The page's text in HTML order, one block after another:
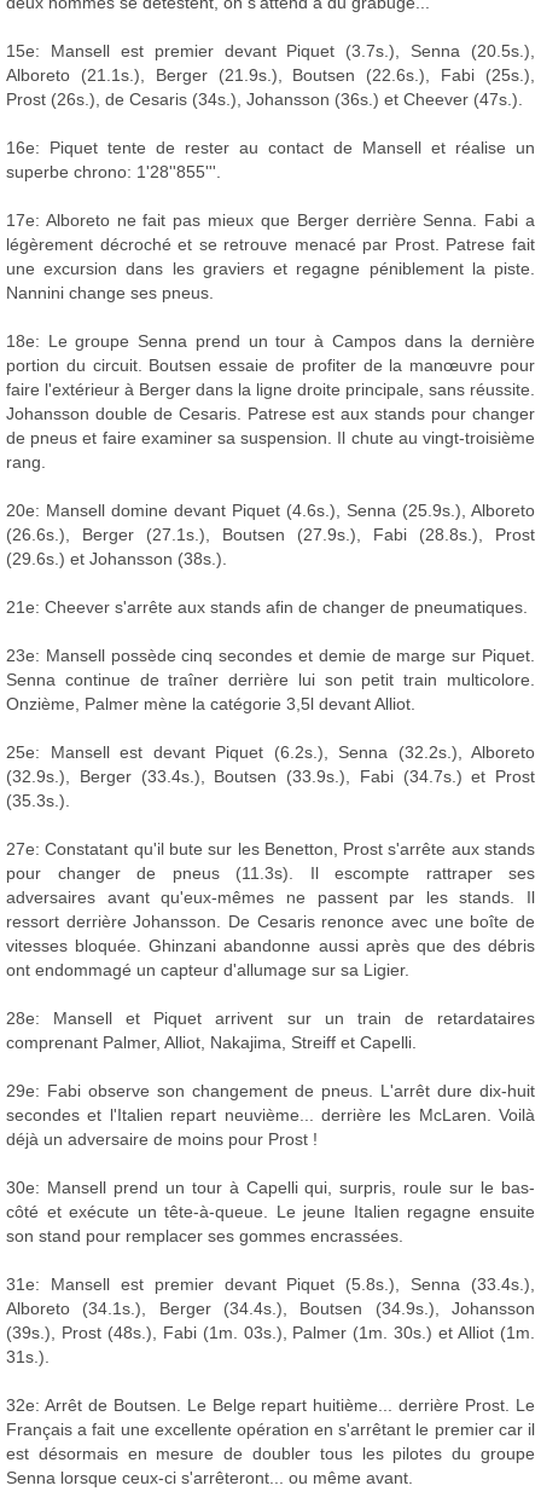
15e: Mansell est premier devant Piquet (3.7s.), Senna (20.5s.),
Alboreto (21.1s.), Berger (21.9s.), Boutsen (22.6s.), Fabi (25s.),
Prost (26s.), de Cesaris (34s.), Johansson (36s.) et Cheever (47s.).
16e: Piquet tente de rester au contact de Mansell et réalise un
superbe chrono: 1'28''855'''.
17e: Alboreto ne fait pas mieux que Berger derrière Senna. Fabi a
légèrement décroché et se retrouve menacé par Prost. Patrese fait
une excursion dans les graviers et regagne péniblement la piste.
Nannini change ses pneus.
18e: Le groupe Senna prend un tour à Campos dans la dernière
portion du circuit. Boutsen essaie de profiter de la manœuvre pour
faire l'extérieur à Berger dans la ligne droite principale, sans réussite.
Johansson double de Cesaris. Patrese est aux stands pour changer
de pneus et faire examiner sa suspension. Il chute au vingt-troisième
rang.
20e: Mansell domine devant Piquet (4.6s.), Senna (25.9s.), Alboreto
(26.6s.), Berger (27.1s.), Boutsen (27.9s.), Fabi (28.8s.), Prost
(29.6s.) et Johansson (38s.).
21e: Cheever s'arrête aux stands afin de changer de pneumatiques.
23e: Mansell possède cinq secondes et demie de marge sur Piquet.
Senna continue de traîner derrière lui son petit train multicolore.
Onzième, Palmer mène la catégorie 3,5l devant Alliot.
25e: Mansell est devant Piquet (6.2s.), Senna (32.2s.), Alboreto
(32.9s.), Berger (33.4s.), Boutsen (33.9s.), Fabi (34.7s.) et Prost
(35.3s.).
27e: Constatant qu'il bute sur les Benetton, Prost s'arrête aux stands
pour changer de pneus (11.3s). Il escompte rattraper ses
adversaires avant qu'eux-mêmes ne passent par les stands. Il
ressort derrière Johansson. De Cesaris renonce avec une boîte de
vitesses bloquée. Ghinzani abandonne aussi après que des débris
ont endommagé un capteur d'allumage sur sa Ligier.
28e: Mansell et Piquet arrivent sur un train de retardataires
comprenant Palmer, Alliot, Nakajima, Streiff et Capelli.
29e: Fabi observe son changement de pneus. L'arrêt dure dix-huit
secondes et l'Italien repart neuvième... derrière les McLaren. Voilà
déjà un adversaire de moins pour Prost !
30e: Mansell prend un tour à Capelli qui, surpris, roule sur le bas-
côté et exécute un tête-à-queue. Le jeune Italien regagne ensuite
son stand pour remplacer ses gommes encrassées.
31e: Mansell est premier devant Piquet (5.8s.), Senna (33.4s.),
Alboreto (34.1s.), Berger (34.4s.), Boutsen (34.9s.), Johansson
(39s.), Prost (48s.), Fabi (1m. 03s.), Palmer (1m. 30s.) et Alliot (1m.
31s.).
32e: Arrêt de Boutsen. Le Belge repart huitième... derrière Prost. Le
Français a fait une excellente opération en s'arrêtant le premier car il
est désormais en mesure de doubler tous les pilotes du groupe
Senna lorsque ceux-ci s'arrêteront... ou même avant.